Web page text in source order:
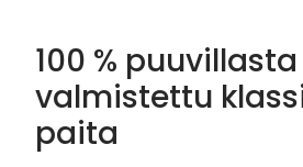
100 % puuvillasta
valmistettu
paita